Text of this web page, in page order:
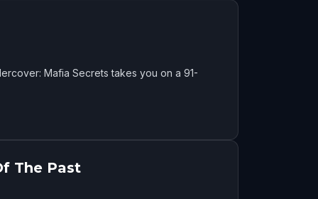
Mafia Secrets takes you on a 91-
The Past